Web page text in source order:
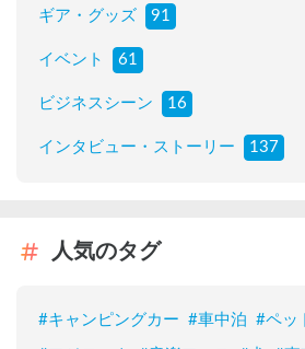
ギア・グッズ 91
イベント 61
ビジネスシーン 16
インタビュー・ストーリー 137
人気のタグ
#キャンピングカー #車中泊 #ペッ